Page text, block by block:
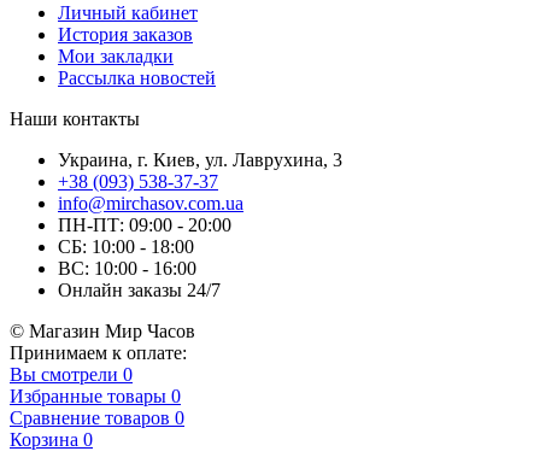
Личный кабинет
История заказов
Мои закладки
Рассылка новостей
Наши контакты
Украина, г. Киев, ул. Лаврухина, 3
+38 (093) 538-37-37
info@mirchasov.com.ua
ПН-ПТ: 09:00 - 20:00
СБ: 10:00 - 18:00
ВС: 10:00 - 16:00
Онлайн заказы 24/7
© Магазин Мир Часов
Принимаем к оплате:
Вы смотрели 0
Избранные товары 0
Сравнение товаров 0
Корзина 0